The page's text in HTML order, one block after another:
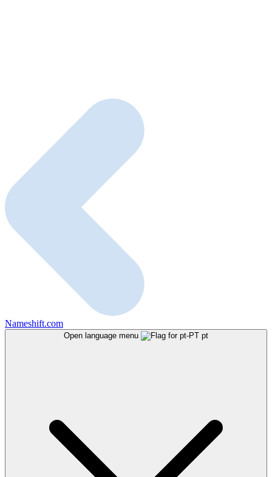
Nameshift.com
Open language menu pt